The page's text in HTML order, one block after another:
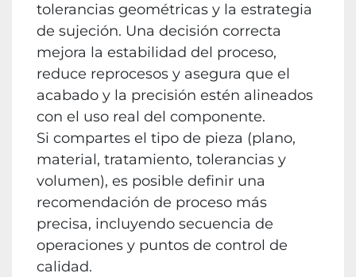
tolerancias geométricas y la estrategia
de sujeción. Una decisión correcta
mejora la estabilidad del proceso,
reduce reprocesos y asegura que el
acabado y la precisión estén alineados
con el uso real del componente.
Si compartes el tipo de pieza (plano,
material, tratamiento, tolerancias y
volumen), es posible definir una
recomendación de proceso más
precisa, incluyendo secuencia de
operaciones y puntos de control de
calidad.